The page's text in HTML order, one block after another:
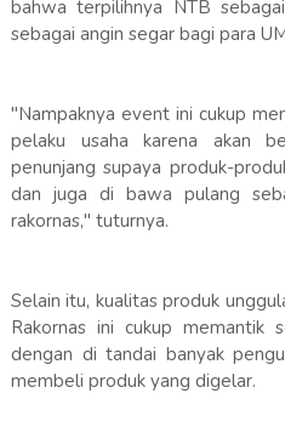
bahwa terpilihnya NTB
sebagai angin segar bagi para
"Nampaknya event ini cukup
pelaku usaha karena akan
penunjang supaya produk-
dan juga di bawa pulang
rakornas," tuturnya.
Selain itu, kualitas produk
Rakornas ini cukup memantik
dengan di tandai banyak
membeli produk yang digelar.